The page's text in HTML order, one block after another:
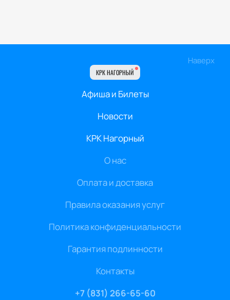
Наверх
КРК НАГОРНЫЙ
Афиша и Билеты
Новости
КРК Нагорный
О нас
Оплата и доставка
Правила оказания услуг
Политика конфиденциальности
Гарантия подлинности
Контакты
+7 (831) 266-65-60